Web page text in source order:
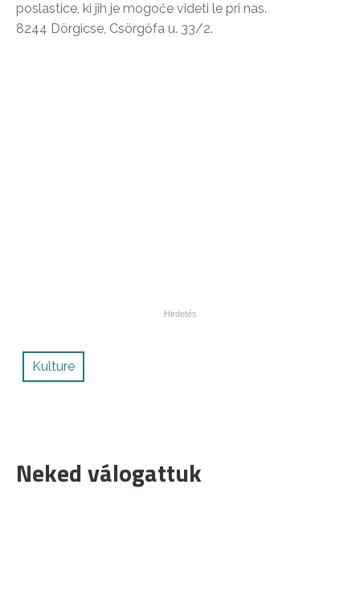
poslastice, ki jih je mogoče videti le pri nas.
8244 Dörgicse, Csörgőfa u. 33/2.
Kulture
Neked válogattuk